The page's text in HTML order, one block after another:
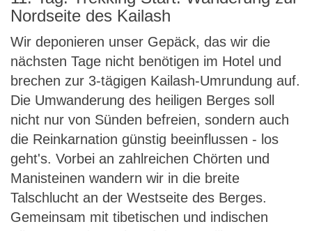
Nordseite des Kailash
Wir deponieren unser Gepäck, das wir die
nächsten Tage nicht benötigen im Hotel und
brechen zur 3-tägigen Kailash-Umrundung auf.
Die Umwanderung des heiligen Berges soll
nicht nur von Sünden befreien, sondern auch
die Reinkarnation günstig beeinflussen - los
geht's. Vorbei an zahlreichen Chörten und
Manisteinen wandern wir in die breite
Talschlucht an der Westseite des Berges.
Gemeinsam mit tibetischen und indischen